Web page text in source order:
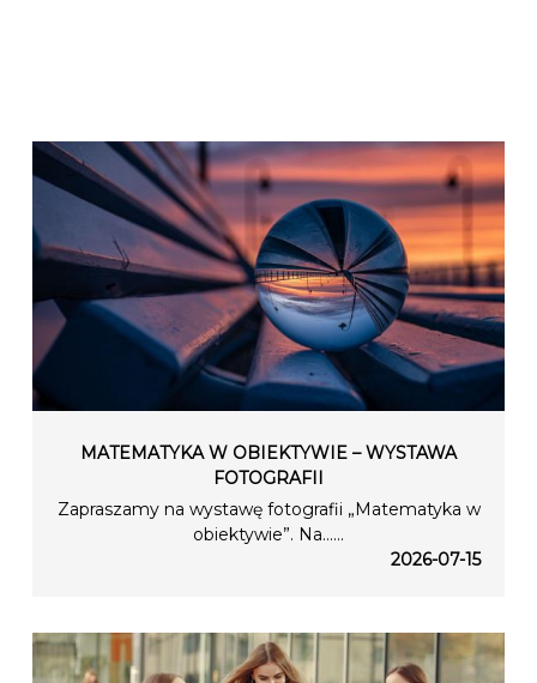
MATEMATYKA W OBIEKTYWIE – WYSTAWA
FOTOGRAFII
Zapraszamy na wystawę fotografii „Matematyka w
obiektywie”. Na…...
2026-07-15